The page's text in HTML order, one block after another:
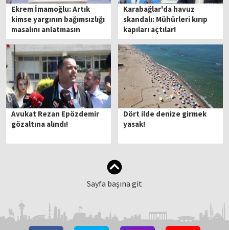
Ekrem İmamoğlu: Artık
kimse yargının bağımsızlığı
masalını anlatmasın
Karabağlar'da havuz
skandalı: Mühürleri kırıp
kapıları açtılar!
Avukat Rezan Epözdemir
gözaltına alındı!
Dört ilde denize girmek
yasak!
Sayfa başına git